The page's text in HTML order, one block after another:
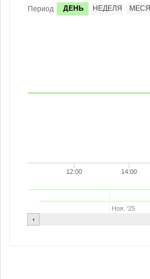
Период ДЕНЬ НЕДЕЛЯ
12:00 14:00
Ноя. '25